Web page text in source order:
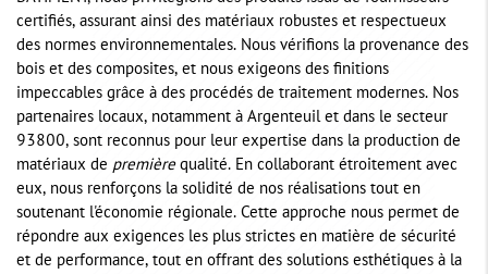
certifiés, assurant ainsi des matériaux robustes et respectueux
des normes environnementales. Nous vérifions la provenance des
bois et des composites, et nous exigeons des finitions
impeccables grâce à des procédés de traitement modernes. Nos
partenaires locaux, notamment à Argenteuil et dans le secteur
93800, sont reconnus pour leur expertise dans la production de
matériaux de premièrequalité. En collaborant étroitement avec
eux, nous renforçons la solidité de nos réalisations tout en
soutenant l'économie régionale. Cette approche nous permet de
répondre aux exigences les plus strictes en matière de sécurité
et de performance, tout en offrant des solutions esthétiques à la